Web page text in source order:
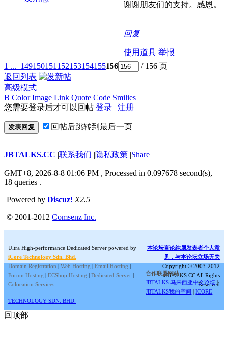
谢谢朋友们的支持。感恩。
回复
使用道具 举报
1 ... 149150151 152153154155156
/ 156 页
返回列表
高级模式
B Color Image Link Quote Code Smilies
您需要登录后才可以回帖 登录 | 注册
发表回复 回帖后跳转到最后一页
JBTALKS.CC |联系我们 |隐私政策 |Share
GMT+8, 2026-8-8 01:06 PM , Processed in 0.097678 second(s),
18 queries .
Powered by Discuz! X2.5
© 2001-2012 Comsenz Inc.
Ultra High-performance Dedicated Server powered by
iCore Technology Sdn. Bhd.
Domain Registration | Web Hosting | Email Hosting |
Forum Hosting | ECShop Hosting | Dedicated Server |
Colocation Services
本论坛言论纯属发表者个人意
见，与本论坛立场无关
Copyright © 2003-2012
JBTALKS.CC All Rights
Reserved
合作联盟网站:
JBTALKS 马来西亚中文论坛 |
JBTALKS我的空间 |ICORE
TECHNOLOGY SDN. BHD.
回顶部